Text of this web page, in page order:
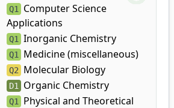
Q1
Computer Science
Applications
Q1 Inorganic Chemistry
Q1 Medicine (miscellaneous)
Q2 Molecular Biology
D1 Organic Chemistry
Q1
Physical and Theoretical